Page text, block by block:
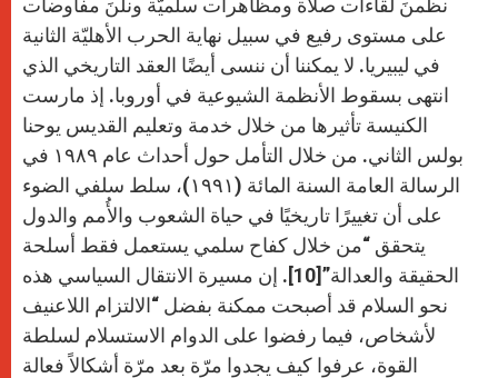
نظّمنَ لقاءات صلاة ومظاهرات سلميّة ونلنَ مفاوضات
على مستوى رفيع في سبيل نهاية الحرب الأهليّة الثانية
في ليبيريا. لا يمكننا أن ننسى أيضًا العقد التاريخي الذي
انتهى بسقوط الأنظمة الشيوعية في أوروبا. إذ مارست
الكنيسة تأثيرها من خلال خدمة وتعليم القديس يوحنا
بولس الثاني. من خلال التأمل حول أحداث عام ١٩٨٩ في
الرسالة العامة السنة المائة (١٩٩١)، سلط سلفي الضوء
على أن تغييرًا تاريخيًا في حياة الشعوب والأُمم والدول
يتحقق “من خلال كفاح سلمي يستعمل فقط أسلحة
الحقيقة والعدالة”[10]. إن مسيرة الانتقال السياسي هذه
نحو السلام قد أصبحت ممكنة بفضل “الالتزام اللاعنيف
لأشخاص، فيما رفضوا على الدوام الاستسلام لسلطة
القوة، عرفوا كيف يجدوا مرّة بعد مرّة أشكالاً فعالة